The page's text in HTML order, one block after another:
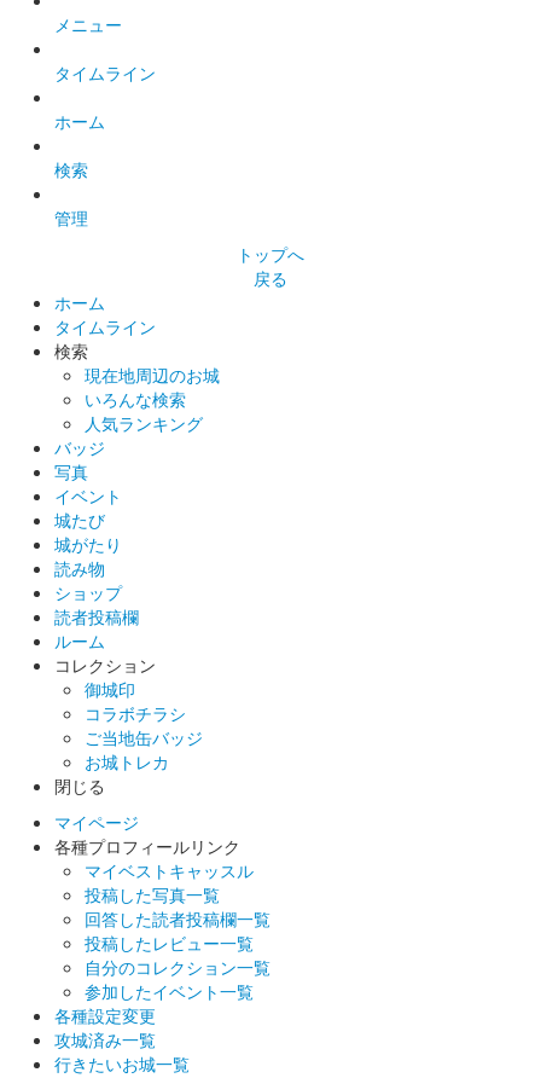
販売終了
紺色の切り絵は陽が傾き夕焼けと夜空が重なる頃を表現してい
る。
掛川城 御城印
販売終了
「春風亭昇太師匠 掛川城を語りつくす」の開催を記念して作成
された御城印。春風亭昇太師匠のサイン入りと「掛川城」の文字
を揮毫された。
掛川城 御城印
販売終了
絵柄が無限にループする特殊な仕組みの御城印。絵柄は4通り。
500枚限定
掛川城 御城印
販売終了
掛川城天守閣開門30周年記念 掛川城御城印デザインコンテスト
の大賞作品の御城印。掛川市の特産 掛川茶の深みのある味わい
と掛川城の歴史が持つ重厚感を如実に再現したデザインとなって
いる。200枚限定
掛川城 御城印
掛川城天守閣開門30周年を記念し、 1枚の台紙に版画の多色刷り
のようにスタンプを重ねていくスタンプラリー御城印。掛川城周
辺の5施設（①掛川城御殿、②二の丸茶室、③二の丸美術館、④
竹の丸、⑤掛川こだわり……
メニュー
タイムライン
ホーム
検索
管理
トップへ
戻る
ホーム
タイムライン
検索
現在地周辺のお城
いろんな検索
人気ランキング
バッジ
写真
イベント
城たび
城がたり
読み物
ショップ
読者投稿欄
ルーム
コレクション
御城印
コラボチラシ
ご当地缶バッジ
お城トレカ
閉じる
マイページ
各種プロフィールリンク
マイベストキャッスル
投稿した写真一覧
回答した読者投稿欄一覧
投稿したレビュー一覧
自分のコレクション一覧
参加したイベント一覧
各種設定変更
攻城済み一覧
行きたいお城一覧